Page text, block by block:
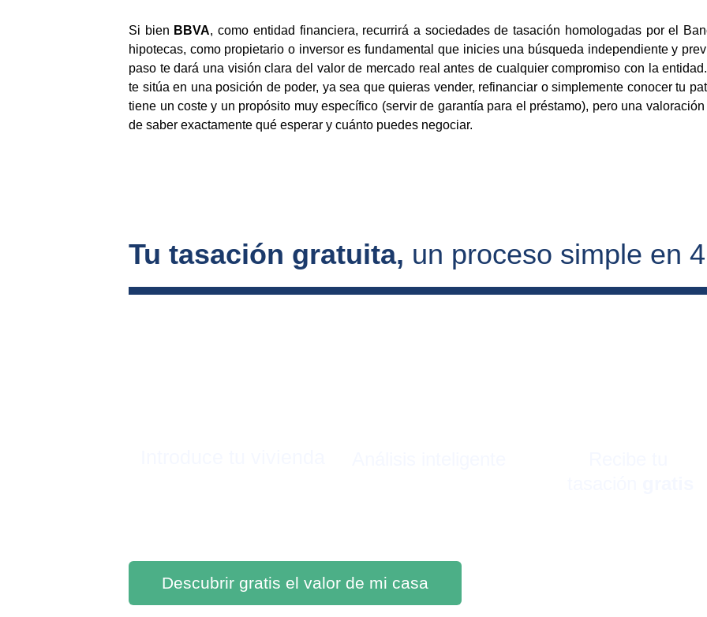
Si bien BBVA, como entidad financiera, recurrirá a sociedades de tasación homologadas por el
hipotecas, como propietario o inversor es fundamental que inicies una búsqueda independiente y
paso te dará una visión clara del valor de mercado real antes de cualquier compromiso con la
te sitúa en una posición de poder, ya sea que quieras vender, refinanciar o simplemente conocer tu
tiene un coste y un propósito muy específico (servir de garantía para el préstamo), pero una
de saber exactamente qué esperar y cuánto puedes negociar.
Descubrir gratis el valor de mi casa
Tu tasación gratuita, un proceso simple en